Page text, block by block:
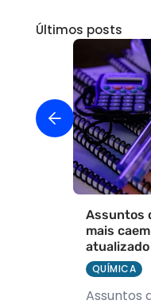
Últimos posts
Assuntos
mais
atualizado
QUÍMICA
Assuntos